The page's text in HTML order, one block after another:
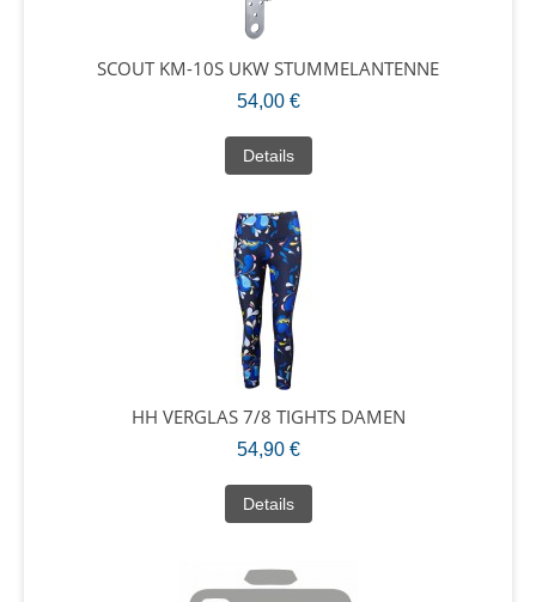
SCOUT KM-10S UKW STUMMELANTENNE
54,00 €
Details
HH VERGLAS 7/8 TIGHTS DAMEN
54,90 €
Details